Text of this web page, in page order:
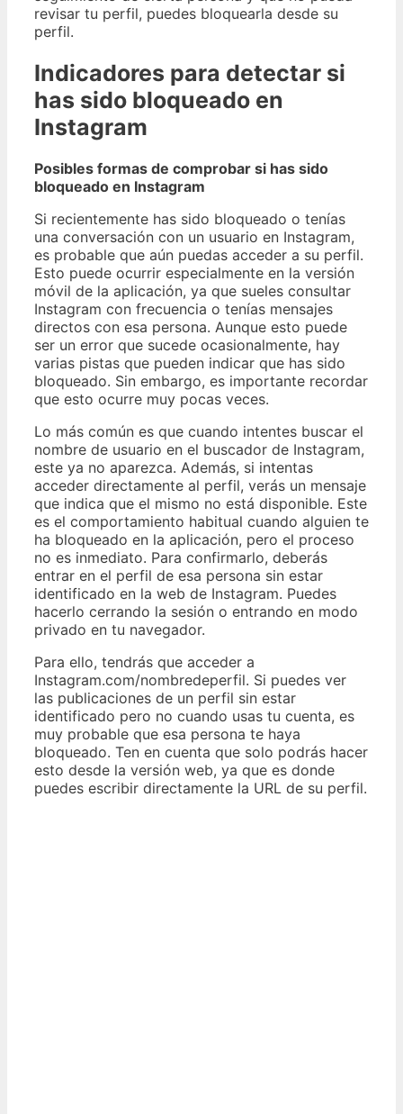
revisar tu perfil, puedes bloquearla desde su
perfil.
Indicadores para detectar si
has sido bloqueado en
Instagram
Posibles formas de comprobar si has sido
bloqueado en Instagram
Si recientemente has sido bloqueado o tenías
una conversación con un usuario en Instagram,
es probable que aún puedas acceder a su perfil.
Esto puede ocurrir especialmente en la versión
móvil de la aplicación, ya que sueles consultar
Instagram con frecuencia o tenías mensajes
directos con esa persona. Aunque esto puede
ser un error que sucede ocasionalmente, hay
varias pistas que pueden indicar que has sido
bloqueado. Sin embargo, es importante recordar
que esto ocurre muy pocas veces.
Lo más común es que cuando intentes buscar el
nombre de usuario en el buscador de Instagram,
este ya no aparezca. Además, si intentas
acceder directamente al perfil, verás un mensaje
que indica que el mismo no está disponible. Este
es el comportamiento habitual cuando alguien te
ha bloqueado en la aplicación, pero el proceso
no es inmediato. Para confirmarlo, deberás
entrar en el perfil de esa persona sin estar
identificado en la web de Instagram. Puedes
hacerlo cerrando la sesión o entrando en modo
privado en tu navegador.
Para ello, tendrás que acceder a
Instagram.com/nombredeperfil. Si puedes ver
las publicaciones de un perfil sin estar
identificado pero no cuando usas tu cuenta, es
muy probable que esa persona te haya
bloqueado. Ten en cuenta que solo podrás hacer
esto desde la versión web, ya que es donde
puedes escribir directamente la URL de su perfil.